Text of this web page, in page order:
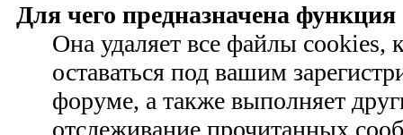
Для чего предназначена
Она удаляет все файлы cookies,
оставаться под вашим
форуме, а также выполняет
отслеживание прочитанных